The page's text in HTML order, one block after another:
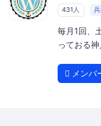
431人
毎月1回、
っておる
メンバ